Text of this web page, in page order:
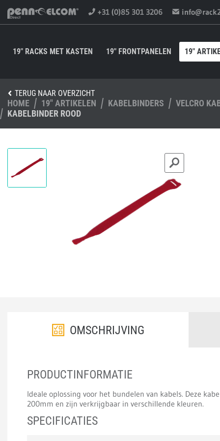
+31 (0)85 301 3206
19" RACKS MET KASTEN 19" FRONTPANELEN 19"
TERUG NAAR OVERZICHT
HOME 19" ARTIKELEN KABELBINDERS
VELCRO
KABELBINDER ROOD
OMSCHRIJVING
PRODUCTINFORMATIE
Ideale oplossing voor het bundelen van kabels. Deze
200mm en zijn verkrijgbaar in verschillende kleuren.
SPECIFICATIES